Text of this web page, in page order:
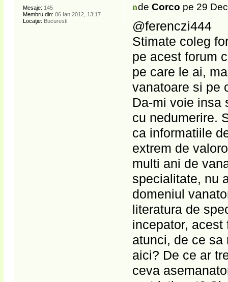
deCorco pe 29
@ferenczi444
Stimate coleg
pe acest forum
pe care le ai,
vanatoare si pe
Da-mi voie insa
cu nedumerire.
ca informatiile
extrem de
multi ani de
specialitate, nu
domeniul
literatura de
incepator,
atunci, de ce sa
aici? De ce ar
ceva
Mesaje: 145
Membru din: 06 Ian 2012, 13:17
Locaţie: Bucuresti